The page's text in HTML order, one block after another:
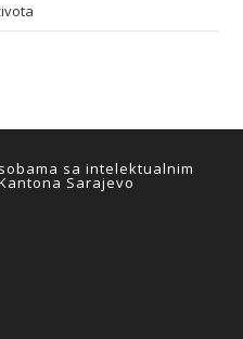
sa intelektualnim
Sarajevo